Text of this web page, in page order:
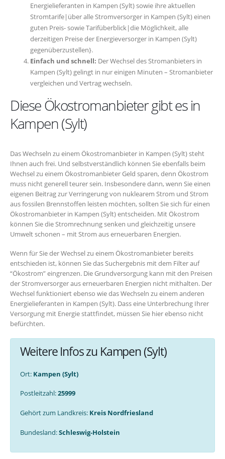
Energielieferanten in Kampen (Sylt) sowie ihre aktuellen
Stromtarife|über alle Stromversorger in Kampen (Sylt) einen
guten Preis- sowie Tarifüberblick|die Möglichkeit, alle
derzeitigen Preise der Energieversorger in Kampen (Sylt)
gegenüberzustellen}.
Einfach und schnell: Der Wechsel des Stromanbieters in
Kampen (Sylt) gelingt in nur einigen Minuten – Stromanbieter
vergleichen und Vertrag wechseln.
Diese Ökostromanbieter gibt es in
Kampen (Sylt)
Das Wechseln zu einem Ökostromanbieter in Kampen (Sylt) steht
Ihnen auch frei. Und selbstverständlich können Sie ebenfalls beim
Wechsel zu einem Ökostromanbieter Geld sparen, denn Ökostrom
muss nicht generell teurer sein. Insbesondere dann, wenn Sie einen
eigenen Beitrag zur Verringerung von nuklearem Strom und Strom
aus fossilen Brennstoffen leisten möchten, sollten Sie sich für einen
Ökostromanbieter in Kampen (Sylt) entscheiden. Mit Ökostrom
können Sie die Stromrechnung senken und gleichzeitig unsere
Umwelt schonen – mit Strom aus erneuerbaren Energien.
Wenn für Sie der Wechsel zu einem Ökostromanbieter bereits
entschieden ist, können Sie das Suchergebnis mit dem Filter auf
“Ökostrom” eingrenzen. Die Grundversorgung kann mit den Preisen
der Stromversorger aus erneuerbaren Energien nicht mithalten. Der
Wechsel funktioniert ebenso wie das Wechseln zu einem anderen
Energielieferanten in Kampen (Sylt). Dass eine Unterbrechung Ihrer
Versorgung mit Energie stattfindet, müssen Sie hier ebenso nicht
befürchten.
Weitere Infos zu Kampen (Sylt)
Ort: Kampen (Sylt)
Postleitzahl:25999
Gehört zum Landkreis: Kreis Nordfriesland
Bundesland:Schleswig-Holstein